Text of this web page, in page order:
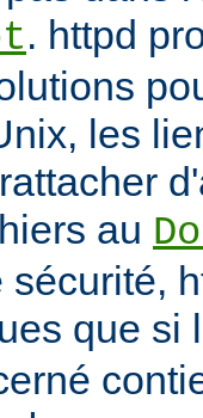
. httpd
les
au
sécurité,
que si